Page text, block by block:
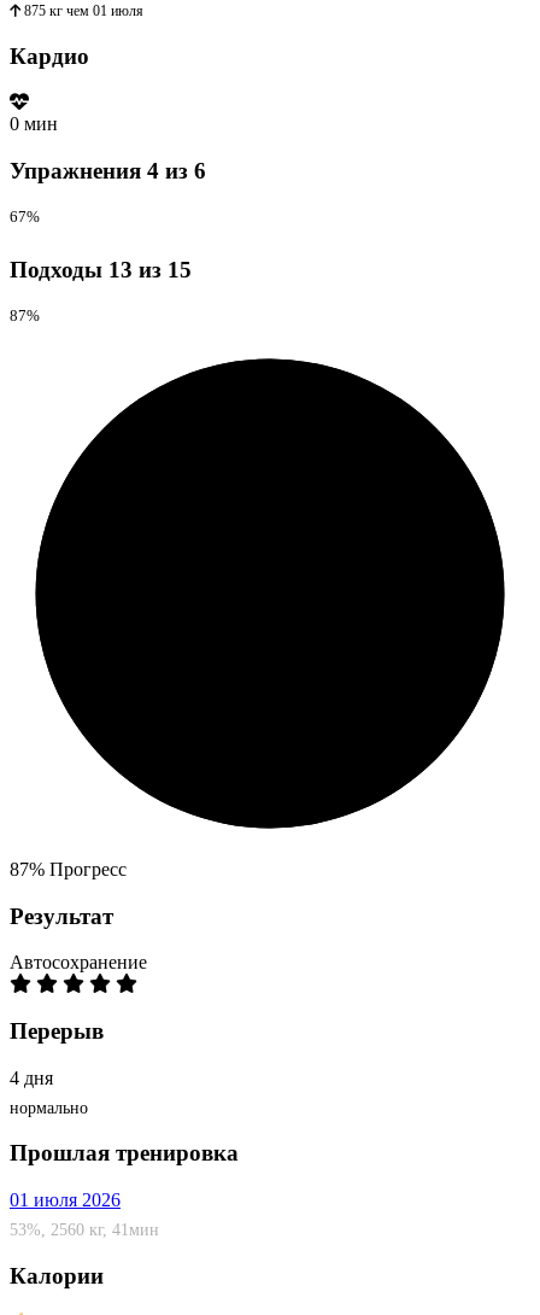
875 кг чем 01 июля
Кардио
0 мин
Упражнения 4 из 6
67%
Подходы 13 из 15
87%
87% Прогресс
Результат
Автосохранение
Перерыв
4 дня
нормально
Прошлая тренировка
01 июля 2026
53%, 2560 кг, 41мин
Калории